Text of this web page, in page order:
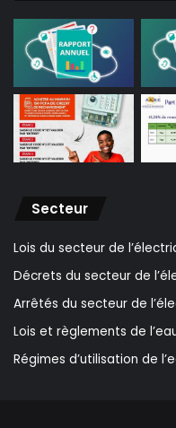
Secteur
Lois du secteur de
Décrets du secteur de
Arrêtés du secteur de
Lois et règlements de
Régimes d’utilisation de